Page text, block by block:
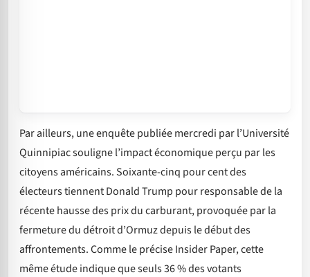
Par ailleurs, une enquête publiée mercredi par l’Université
Quinnipiac souligne l’impact économique perçu par les
citoyens américains. Soixante-cinq pour cent des
électeurs tiennent Donald Trump pour responsable de la
récente hausse des prix du carburant, provoquée par la
fermeture du détroit d’Ormuz depuis le début des
affrontements. Comme le précise Insider Paper, cette
même étude indique que seuls 36 % des votants